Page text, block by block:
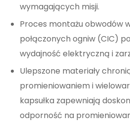
wymagających misji.
Proces montażu obwodów
połączonych ogniw (CIC)
wydajność elektryczną i
Ulepszone materiały
promieniowaniem i
kapsułka zapewniają
odporność na